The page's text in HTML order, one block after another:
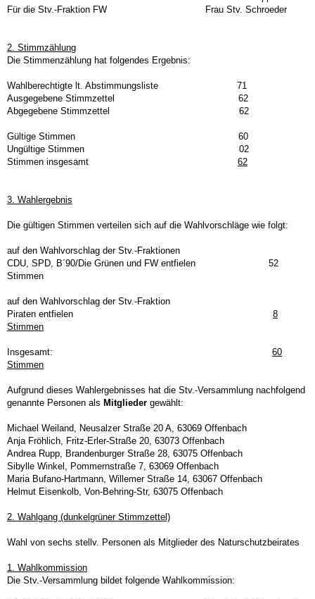
Für die Stv.-Fraktion FW Frau Stv. Schroeder
2. Stimmzählung
Die Stimmenzählung hat folgendes Ergebnis:
Wahlberechtigte lt. Abstimmungsliste 71
Ausgegebene Stimmzettel 62
Abgegebene Stimmzettel 62
Gültige Stimmen 60
Ungültige Stimmen 02
Stimmen insgesamt 62
3. Wahlergebnis
Die gültigen Stimmen verteilen sich auf die Wahlvorschläge wie folgt:
auf den Wahlvorschlag der Stv.-Fraktionen
CDU, SPD, B´90/Die Grünen und FW entfielen 52
Stimmen
auf den Wahlvorschlag der Stv.-Fraktion
Piraten entfielen 8
Stimmen
Insgesamt: 60
Stimmen
Aufgrund dieses Wahlergebnisses hat die Stv.-Versammlung nachfolgend
genannte Personen als Mitglieder gewählt:
Michael Weiland, Neusalzer Straße 20 A, 63069 Offenbach
Anja Fröhlich, Fritz-Erler-Straße 20, 63073 Offenbach
Andrea Rupp, Brandenburger Straße 28, 63075 Offenbach
Sibylle Winkel, Pommernstraße 7, 63069 Offenbach
Maria Bufano-Hartmann, Willemer Straße 14, 63067 Offenbach
Helmut Eisenkolb, Von-Behring-Str, 63075 Offenbach
2. Wahlgang (dunkelgrüner Stimmzettel)
Wahl von sechs stellv. Personen als Mitglieder des Naturschutzbeirates
1. Wahlkommission
Die Stv.-Versammlung bildet folgende Wahlkommission: